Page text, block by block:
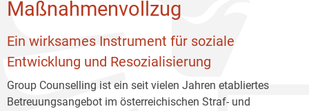
Maßnahmenvollzug
Ein wirksames Instrument für soziale
Entwicklung und Resozialisierung
Group Counselling ist ein seit vielen Jahren etabliertes
Betreuungsangebot im österreichischen Straf- und